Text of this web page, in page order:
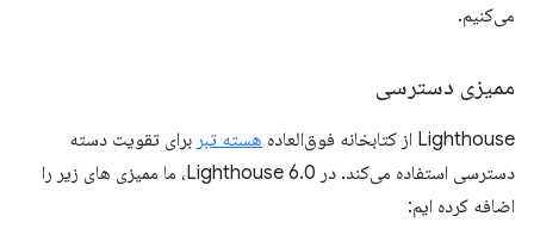
می‌کنیم.
ممیزی دسترسی
Lighthouse از کتابخانه فوق‌العاده هسته تبر برای تقویت دسته
دسترسی استفاده می‌کند. در Lighthouse 6.0، ما ممیزی های زیر را
اضافه کرده ایم: